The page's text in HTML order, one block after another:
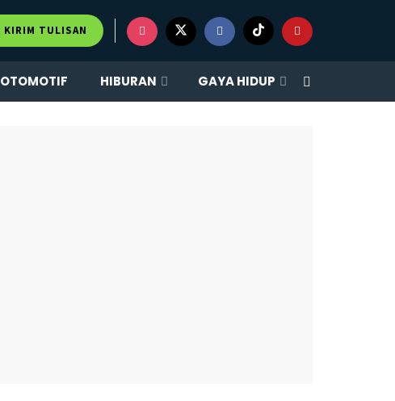
KIRIM TULISAN
OTOMOTIF HIBURAN GAYA HIDUP